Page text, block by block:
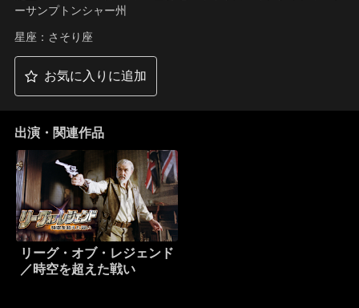
ーサンプトンシャー州
星座：さそり座
お気に入りに追加
出演・関連作品
リーグ・オブ・レジェンド
／時空を超えた戦い